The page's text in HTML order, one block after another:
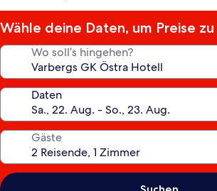
Wähle deine Daten, um Preise zu
Wo soll’s hingehen?
Daten
Gäste